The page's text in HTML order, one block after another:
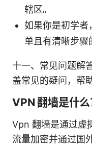
辖区。
如果你是初学者
单且有清晰步骤
十一、常见问题解
盖常见的疑问，帮
VPN 翻墙是什么
Vpn 翻墙是通过虚
流量加密并通过国